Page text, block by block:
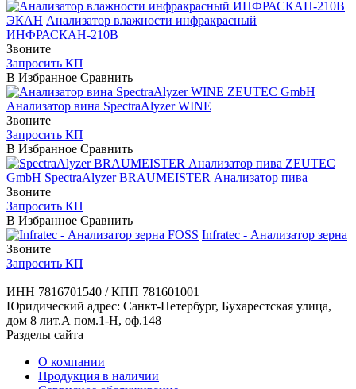
ЭКАН Анализатор влажности инфракрасный
ИНФРАСКАН-210В
Звоните
Запросить КП
В Избранное Сравнить
ZEUTEC GmbH
Анализатор вина SpectraAlyzer WINE
Звоните
Запросить КП
В Избранное Сравнить
ZEUTEC
GmbH SpectraAlyzer BRAUMEISTER Анализатор пива
Звоните
Запросить КП
В Избранное Сравнить
FOSS Infratec - Анализатор зерна
Звоните
Запросить КП
ИНН 7816701540 / КПП 781601001
Юридический адрес: Санкт-Петербург, Бухарестская улица,
дом 8 лит.А пом.1-Н, оф.148
Разделы сайта
О компании
Продукция в наличии